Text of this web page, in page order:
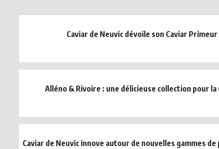
Caviar de Neuvic dévoile son Caviar
Alléno & Rivoire : une délicieuse collection pour la
Caviar de Neuvic innove autour de nouvelles gammes